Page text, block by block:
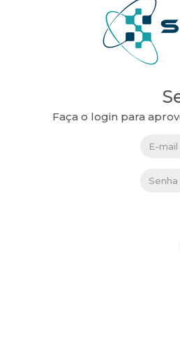
Faça o login para